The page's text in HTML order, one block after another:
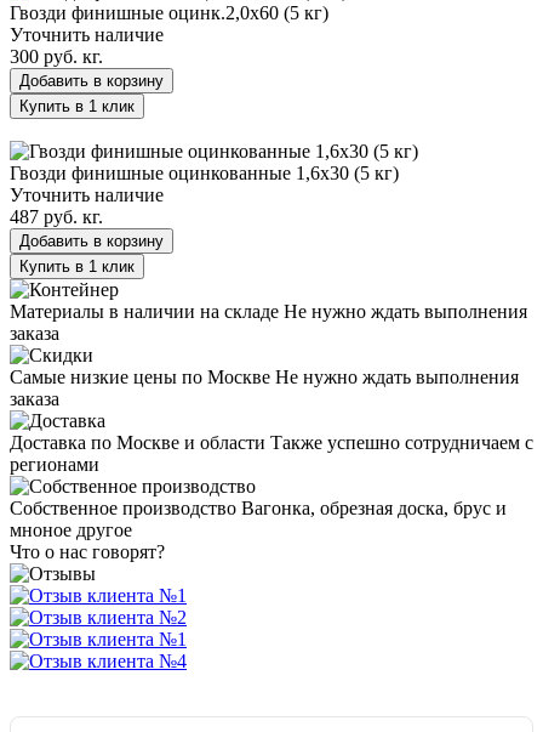
Гвозди финишные оцинк.2,0х60 (5 кг)
Уточнить наличие
300 руб. кг.
Добавить в корзину
Купить в 1 клик
Гвозди финишные оцинкованные 1,6х30 (5 кг)
Уточнить наличие
487 руб. кг.
Добавить в корзину
Купить в 1 клик
Материалы в наличии на складе Не нужно ждать выполнения
заказа
Самые низкие цены по Москве Не нужно ждать выполнения
заказа
Доставка по Москве и области Также успешно сотрудничаем с
регионами
Собственное производство Вагонка, обрезная доска, брус и
мноное другое
Что о нас говорят?